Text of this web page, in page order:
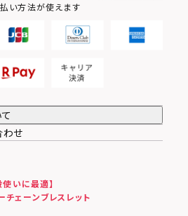
い方法が使えます
わせ
いに最適】
チェーンブレスレット